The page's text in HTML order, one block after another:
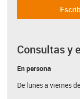
Consultas y
En persona
De lunes a viernes